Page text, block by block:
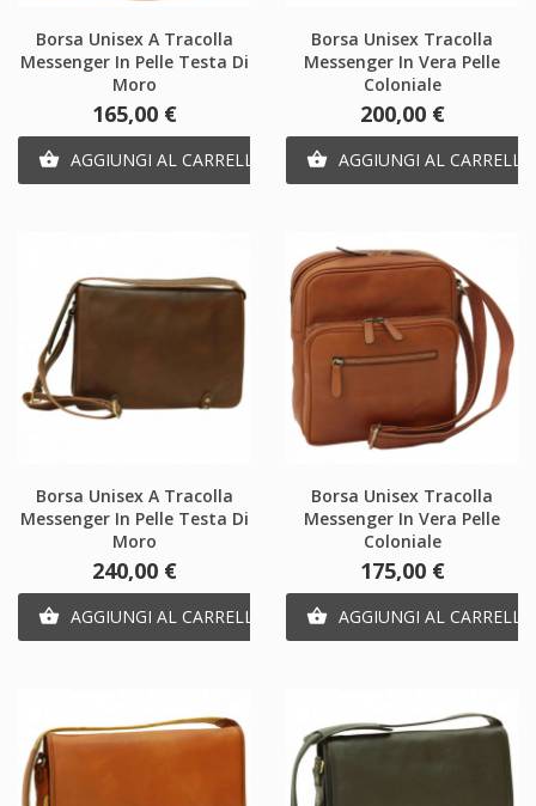
Borsa Unisex A Tracolla
Messenger In Pelle Testa Di
Moro
Prezzo
165,00 €
 AGGIUNGI AL CARRELLO
Borsa Unisex Tracolla
Messenger In Vera Pelle
Coloniale
Prezzo
200,00 €
 AGGIUNGI AL CARRELLO
Borsa Unisex A Tracolla
Messenger In Pelle Testa Di
Moro
Prezzo
240,00 €
 AGGIUNGI AL CARRELLO
Borsa Unisex Tracolla
Messenger In Vera Pelle
Coloniale
Prezzo
175,00 €
 AGGIUNGI AL CARRELLO